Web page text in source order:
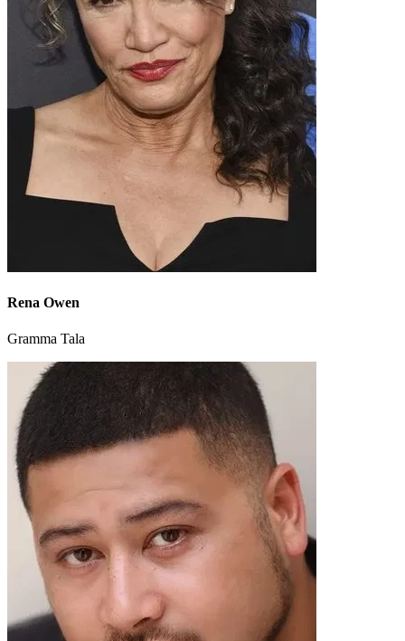
Rena Owen
Gramma Tala